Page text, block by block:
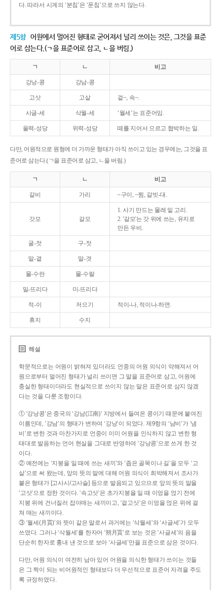
다. 따라서 시계의 ‘분침’은 ‘푼침’으로 쓰지 않는다.
제5항 어원에서 멀어진 형태로 굳어져서 널리 쓰이는 것은, 그것을 표준
어로 삼는다.(ㄱ을 표준어로 삼고, ㄴ을 버림.)
ㄱ ㄴ 비고
강낭-콩 강남-콩
고삿 고샅 겉~, 속~.
사글-세 삭월-세 ‘월세’는 표준어임.
울력-성당 위력-성당 떼를 지어서 으르고 협박하는 일.
다만, 어원적으로 원형에 더 가까운 형태가 아직 쓰이고 있는 경우에는, 그것을 표
준어로 삼는다.(ㄱ을 표준어로 삼고, ㄴ을 버림.)
ㄱ ㄴ 비고
갈비 가리 ~구이, ~찜, 갈빗-대.
갓모 갈모
1. 사기 만드는 물레 밑 고리.
2. '갈모'는 갓 위에 쓰는, 유지로
만든 우비.
굴-젓 구-젓
말-곁 말-겻
물-수란 물-수랄
밀-뜨리다 미-뜨리다
적-이 저으기 적이-나, 적이나-하면.
휴지 수지
해설
학문적으로는 어원이 밝혀져 있더라도 언중의 어원 의식이 약해져서 어
원으로부터 멀어진 형태가 널리 쓰이면 그 말을 표준어로 삼고, 어원에
충실한 형태이더라도 현실적으로 쓰이지 않는 말은 표준어로 삼지 않겠
다는 것을 다룬 조항이다.
① ‘강낭콩’은 중국의 ‘강남(江南)’ 지방에서 들여온 콩이기 때문에 붙여진
이름인데, ‘강남’의 형태가 변하여 ‘강낭’이 되었다. 제9항의 ‘남비’가 ‘냄
비’로 변한 것과 마찬가지로 언중이 이미 어원을 인식하지 않고 변한 형
태대로 발음하는 언어 현실을 그대로 반영하여 ‘강낭콩’으로 쓰게 한 것
이다.
② 예전에는 ‘지붕을 일 때에 쓰는 새끼’와 ‘좁은 골목이나 길’을 모두 ‘고
샅’으로 써 왔는데, 앞의 뜻의 말에 대해 어원 의식이 희박해져서 조사가
붙은 형태가 [고사시/고사슬] 등으로 발음되고 있으므로 앞의 뜻의 말을
‘고삿’으로 정한 것이다. ‘속고삿’은 초가지붕을 일 때 이엉을 얹기 전에
지붕 위에 건너질러 잡아매는 새끼이고, ‘겉고삿’은 이엉을 얹은 위에 걸
쳐 매는 새끼이다.
③ ‘월세(月貰)’와 뜻이 같은 말로서 과거에는 ‘삭월세’와 ‘사글세’가 모두
쓰였다. 그러나 ‘삭월세’를 한자어 ‘朔月貰’로 보는 것은 ‘사글세’의 음을
단순히 한자로 흉내 낸 것으로 보아 ‘사글세’만을 표준으로 삼은 것이다.
다만, 어원 의식이 여전히 남아 있어 어원을 의식한 형태가 쓰이는 것들
은 그 짝이 되는 비어원적인 형태보다 더 우선적으로 표준어 자격을 주도
록 규정하였다.